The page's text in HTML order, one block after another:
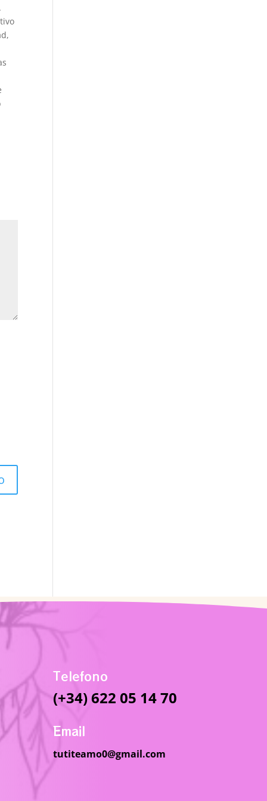
Telefono
(+34) 622 05 14 70
Email
tutiteamo0@gmail.com